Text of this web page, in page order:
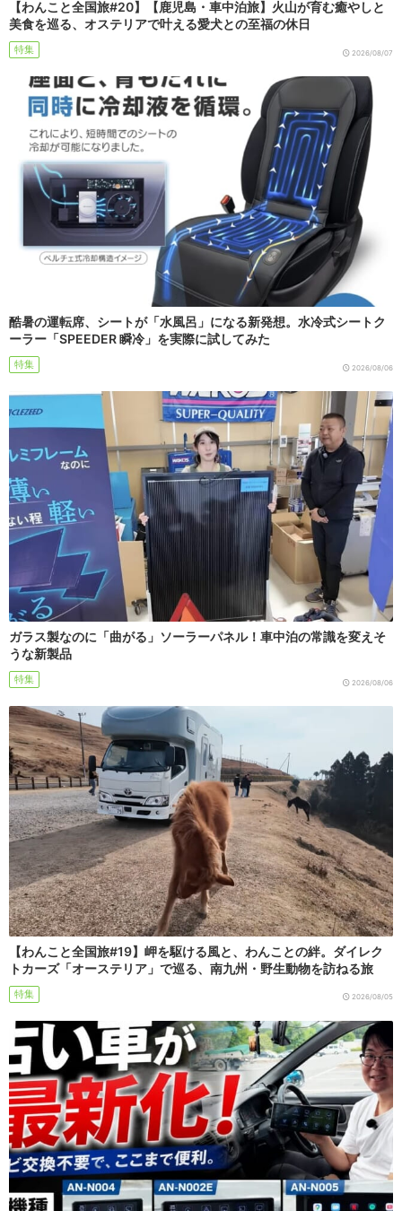
【わんこと全国旅#20】【鹿児島・車中泊旅】火山が育む癒やしと
美食を巡る、オステリアで叶える愛犬との至福の休日
特集 2026/08/07
酷暑の運転席、シートが「水風呂」になる新発想。水冷式シートク
ーラー「SPEEDER 瞬冷」を実際に試してみた
特集 2026/08/06
ガラス製なのに「曲がる」ソーラーパネル！車中泊の常識を変えそ
うな新製品
特集 2026/08/06
【わんこと全国旅#19】岬を駆ける風と、わんことの絆。ダイレク
トカーズ「オーステリア」で巡る、南九州・野生動物を訪ねる旅
特集 2026/08/05